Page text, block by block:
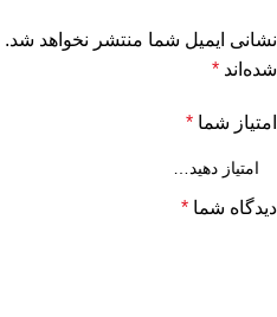
نشانی ایمیل شما منتشر نخواهد شد.
شده‌اند *
امتیاز شما *
دیدگاه شما *